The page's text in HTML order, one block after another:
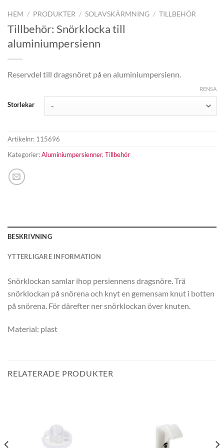
HEM / PRODUKTER / SOLAVSKÄRMNING / TILLBEHÖR
Tillbehör: Snörklocka till
aluminiumpersienn
Reservdel till dragsnöret på en aluminiumpersienn.
Storlekar
RENSA
Artikelnr: 115696
Kategorier:Aluminiumpersienner, Tillbehör
BESKRIVNING
YTTERLIGARE INFORMATION
Snörklockan samlar ihop persiennens dragsnöre. Trä
snörklockan på snörena och knyt en gemensam knut i botten
på snörena. För därefter ner snörklockan över knuten.
Material: plast
RELATERADE PRODUKTER